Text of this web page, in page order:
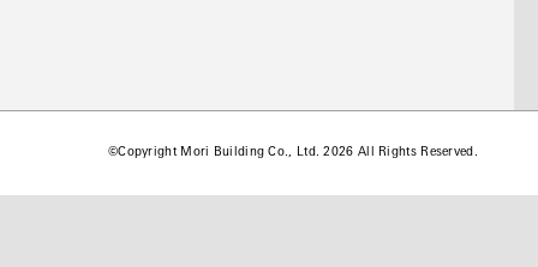
©Copyright Mori Building Co., Ltd. 2026 All Rights Reserved.